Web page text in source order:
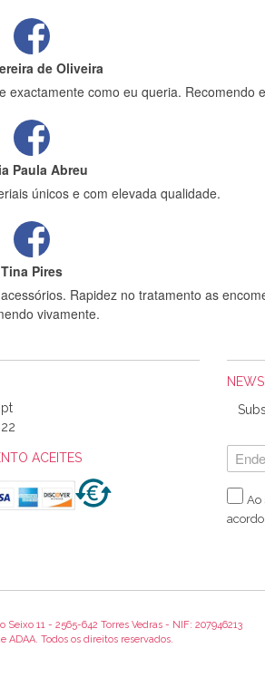
de Oliveira
como eu queria. Recomendo
Paula Abreu
únicos e com elevada qualidade.
Tina Pires
Rapidez no tratamento as
vivamente.
Bernardino Mestre
gostei muito dos tecidos.
Medeiros
satisfeita com os produtos
a comprar na vossa loja, têm
Morais
ACEITES
Ao
11 - 2565-642 Torres Vedras - NIF: 207946213
ADAA. Todos os direitos reservados.